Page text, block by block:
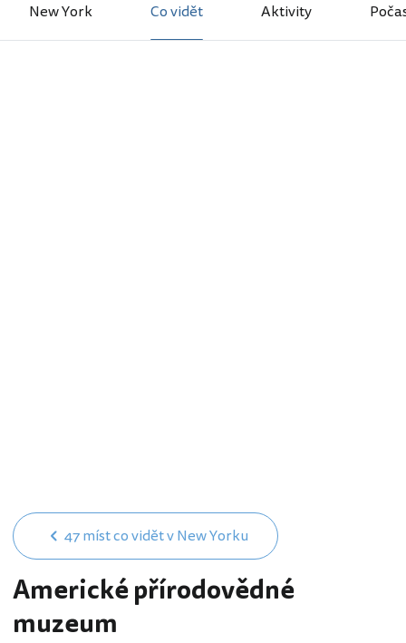
New York Co vidět Aktivity
47 míst co vidět v New Yorku
Americké přírodovědné
muzeum